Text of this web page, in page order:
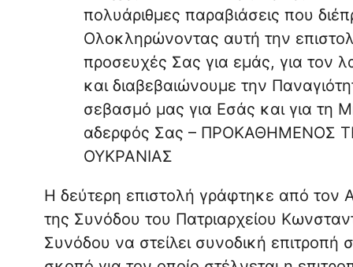
πολυάριθμες παραβιάσεις που
Ολοκληρώνοντας αυτή την
προσευχές Σας για εμάς, για τον
και διαβεβαιώνουμε την
σεβασμό μας για Εσάς και για τη
αδερφός Σας – ΠΡΟΚΑΘΗΜΕΝΟΣ
ΟΥΚΡΑΝΙΑΣ
Η δεύτερη επιστολή γράφτηκε από τον
της Συνόδου του Πατριαρχείου
Συνόδου να στείλει συνοδική